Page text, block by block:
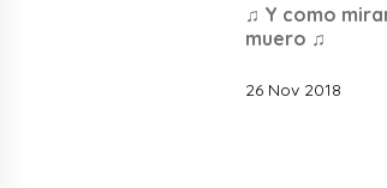
♫ Y como
muero ♫
26 Nov 2018